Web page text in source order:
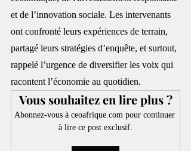
et de l’innovation sociale. Les intervenants
ont confronté leurs expériences de terrain,
partagé leurs stratégies d’enquête, et surtout,
rappelé l’urgence de diversifier les voix qui
racontent l’économie au quotidien.
Vous souhaitez en lire plus ?
Abonnez-vous à ceoafrique.com pour continuer
à lire ce post exclusif.